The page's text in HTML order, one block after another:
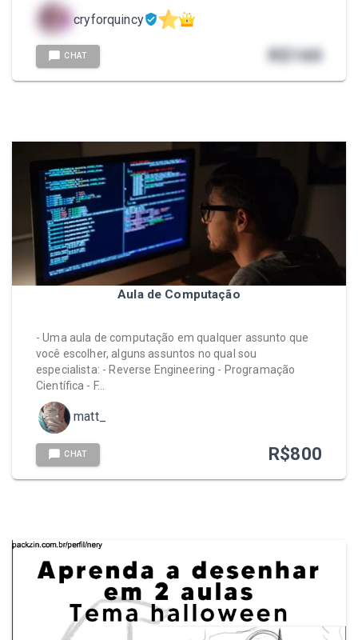
cryforquincy
CHAT R$160
Aula de Computação
- Uma aula de computação em qualquer assunto que
você escolher, alguns assuntos no qual sou
especialista: - Reverse Engineering - Programação
Científica - F…
matt_
CHAT R$800